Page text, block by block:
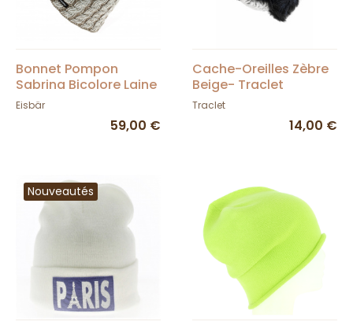
Bonnet Pompon
Sabrina Bicolore Laine
- Eisbär
Eisbär
59,00 €
Cache-Oreilles Zèbre
Beige- Traclet
Traclet
14,00 €
Nouveautés